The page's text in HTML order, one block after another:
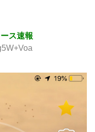
ス速報